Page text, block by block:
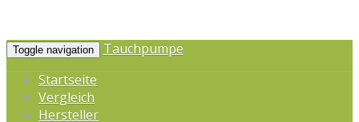
Toggle navigation
Tauchpumpe
Startseite
Vergleich
Hersteller